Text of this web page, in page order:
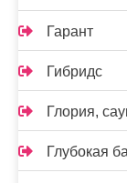
Гарант
Гибридс
Глория,
Глубокая